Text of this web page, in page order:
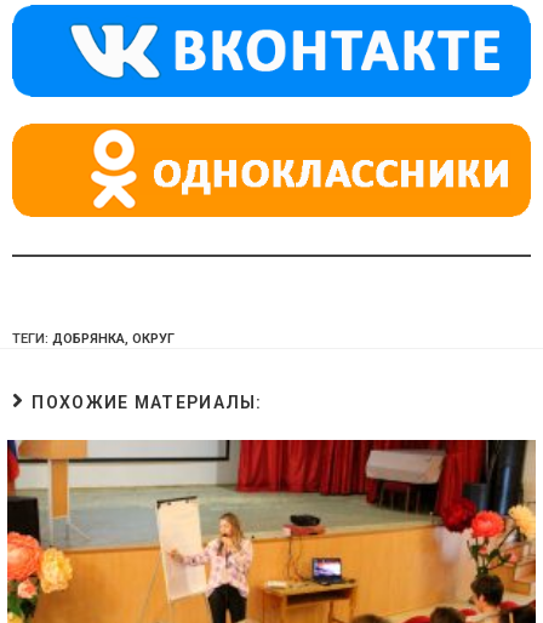
a
ss
ni
ki
m p
p
ТЕГИ: ДОБРЯНКА, ОКРУГ
ПОХОЖИЕ МАТЕРИАЛЫ: